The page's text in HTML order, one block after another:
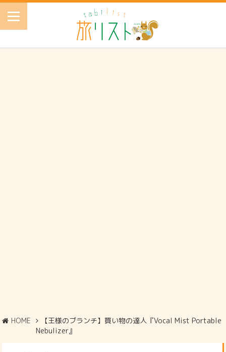
HOME
【王様のブランチ】買い物の達人『Vocal Mist Portable
Nebulizer』